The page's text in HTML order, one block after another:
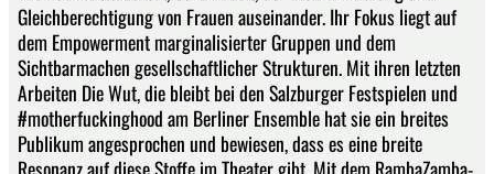
Gleichberechtigung von Frauen auseinander. Ihr Fokus liegt auf
dem Empowerment marginalisierter Gruppen und dem
Sichtbarmachen gesellschaftlicher Strukturen. Mit ihren letzten
Arbeiten Die Wut, die bleibt bei den Salzburger Festspielen und
#motherfuckinghood am Berliner Ensemble hat sie ein breites
Publikum angesprochen und bewiesen, dass es eine breite
Resonanz auf diese Stoffe im Theater gibt. Mit dem RambaZamba-